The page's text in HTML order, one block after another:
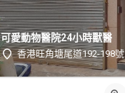
可愛動物醫院24小時獸醫
香港旺角塘尾道192-198號